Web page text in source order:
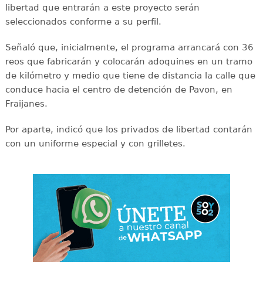
libertad que entrarán a este proyecto serán
seleccionados conforme a su perfil.
Señaló que, inicialmente, el programa arrancará con 36
reos que fabricarán y colocarán adoquines en un tramo
de kilómetro y medio que tiene de distancia la calle que
conduce hacia el centro de detención de Pavon, en
Fraijanes.
Por aparte, indicó que los privados de libertad contarán
con un uniforme especial y con grilletes.